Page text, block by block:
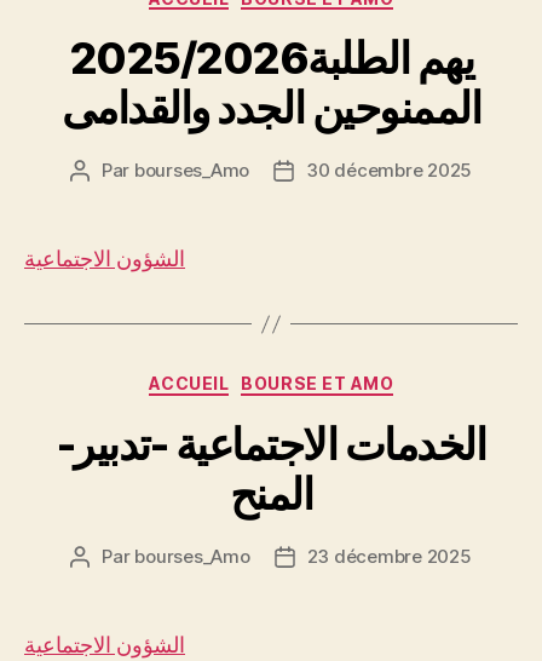
2025/2026يهم الطلبة
الممنوحين الجدد والقدامى
Auteur
Par bourses_Amo
Date30 décembre 2025
الشؤون الاجتماعية
Catégories
ACCUEIL BOURSE ET AMO
-الخدمات الاجتماعية -تدبير
المنح
Auteur
Par bourses_Amo
Date23 décembre 2025
الشؤون الاجتماعية